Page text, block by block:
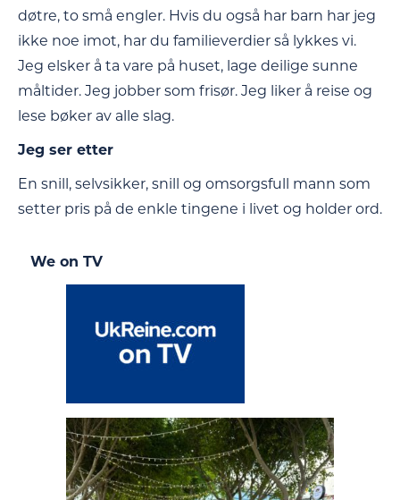
døtre, to små engler. Hvis du også har barn har jeg
ikke noe imot, har du familieverdier så lykkes vi.
Jeg elsker å ta vare på huset, lage deilige sunne
måltider. Jeg jobber som frisør. Jeg liker å reise og
lese bøker av alle slag.
Jeg ser etter
En snill, selvsikker, snill og omsorgsfull mann som
setter pris på de enkle tingene i livet og holder ord.
We on TV